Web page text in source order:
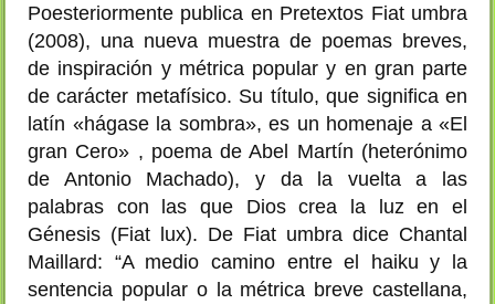
Poesteriormente publica en Pretextos Fiat umbra
(2008), una nueva muestra de poemas breves,
de inspiración y métrica popular y en gran parte
de carácter metafísico. Su título, que significa en
latín «hágase la sombra», es un homenaje a «El
gran Cero» , poema de Abel Martín (heterónimo
de Antonio Machado), y da la vuelta a las
palabras con las que Dios crea la luz en el
Génesis (Fiat lux). De Fiat umbra dice Chantal
Maillard: “A medio camino entre el haiku y la
sentencia popular o la métrica breve castellana,